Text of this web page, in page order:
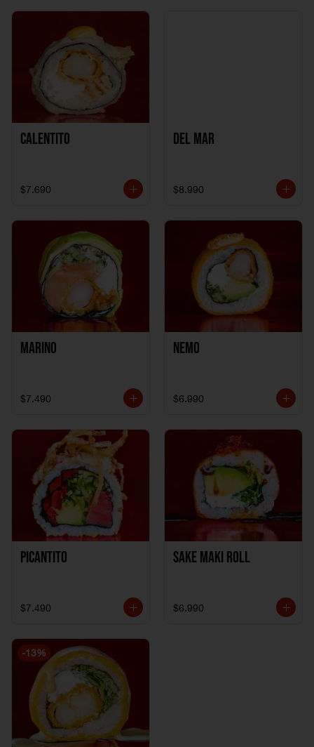
Calentito
$7.690
Del Mar
$8.990
Marino
$7.490
Nemo
$6.990
Picantito
$7.490
Sake Maki Roll
$6.990
-13%